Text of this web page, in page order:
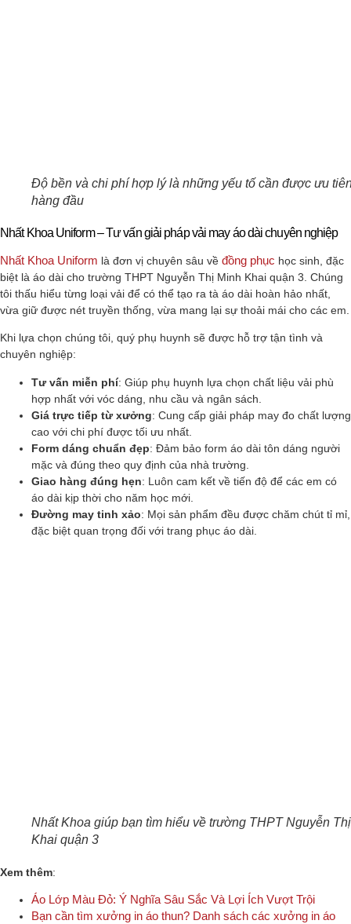
Độ bền và chi phí hợp lý là những yếu tố cần được ưu
hàng đầu
Nhất Khoa Uniform – Tư vấn giải pháp vải may áo dài chuyên nghiệp
Nhất Khoa Uniform là đơn vị chuyên sâu về đồng phục học sinh, đặc
biệt là áo dài cho trường THPT Nguyễn Thị Minh Khai quận 3. Chúng
tôi thấu hiểu từng loại vải để có thể tạo ra tà áo dài hoàn hảo nhất,
vừa giữ được nét truyền thống, vừa mang lại sự thoải mái cho các em.
Khi lựa chọn chúng tôi, quý phụ huynh sẽ được hỗ trợ tận tình và
chuyên nghiệp:
Tư vấn miễn phí: Giúp phụ huynh lựa chọn chất liệu vải phù
hợp nhất với vóc dáng, nhu cầu và ngân sách.
Giá trực tiếp từ xưởng: Cung cấp giải pháp may đo chất lượng
cao với chi phí được tối ưu nhất.
Form dáng chuẩn đẹp: Đảm bảo form áo dài tôn dáng người
mặc và đúng theo quy định của nhà trường.
Giao hàng đúng hẹn: Luôn cam kết về tiến độ để các em có
áo dài kịp thời cho năm học mới.
Đường may tinh xảo: Mọi sản phẩm đều được chăm chút tỉ mỉ,
đặc biệt quan trọng đối với trang phục áo dài.
Nhất Khoa giúp bạn tìm hiểu về trường THPT Nguyễn
Khai quận 3
Xem thêm:
Áo Lớp Màu Đỏ: Ý Nghĩa Sâu Sắc Và Lợi Ích Vượt Trội
Bạn cần tìm xưởng in áo thun? Danh sách các xưởng in áo